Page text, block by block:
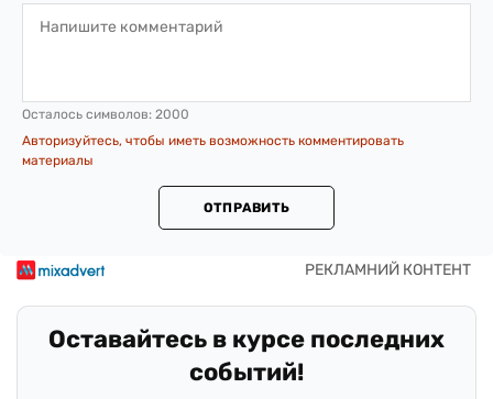
Осталось символов: 2000
Авторизуйтесь, чтобы иметь возможность комментировать
материалы
ОТПРАВИТЬ
Оставайтесь в курсе последних
событий!